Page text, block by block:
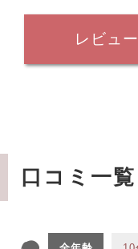
レビュ
口コミ一覧